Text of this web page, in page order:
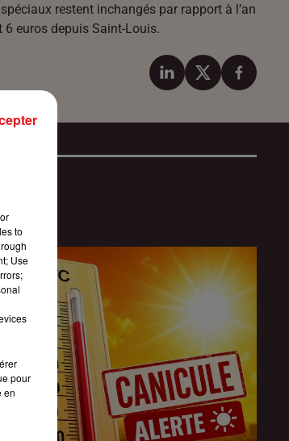
restent inchangés par rapport à l’an
euros depuis Saint-Louis.
to
Use
pour
en